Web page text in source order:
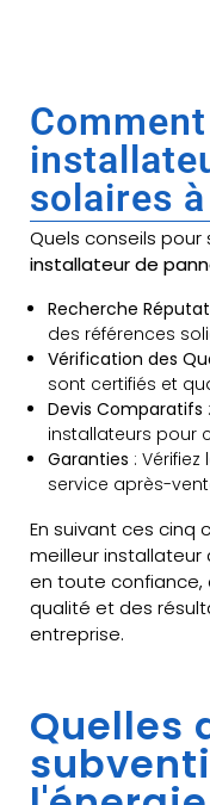
solaires
Quels conseils
installateur de
Recherche
des références
Vérification des
sont certifiés et
Devis Comparatifs
installateurs pour
Garanties :
service après-
En suivant ces cinq
meilleur installateur
en toute confiance,
qualité et des
entreprise.
Quelles